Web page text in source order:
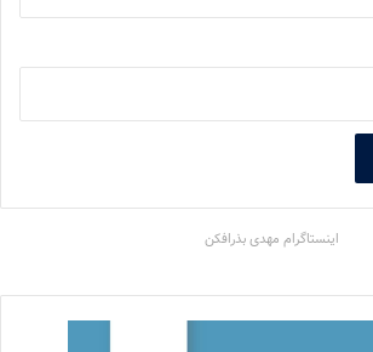
اینستاگرام مهدی بذرافکن